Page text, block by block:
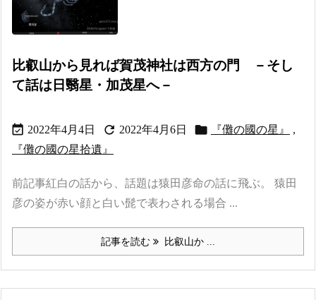
比叡山から見れば賀茂神社は西方の門 －そし
て話は日翳星・加茂星へ－
 2022年4月4日  2022年4月6日  『儺の國の星』
,
『儺の國の星拾遺』
前記事紅白の話から、話題は猿田彦命の話に飛ぶ。 猿田
彦の姿が赤い顔と白い髭で表わされる場合 ...
記事を読む 比叡山か ...